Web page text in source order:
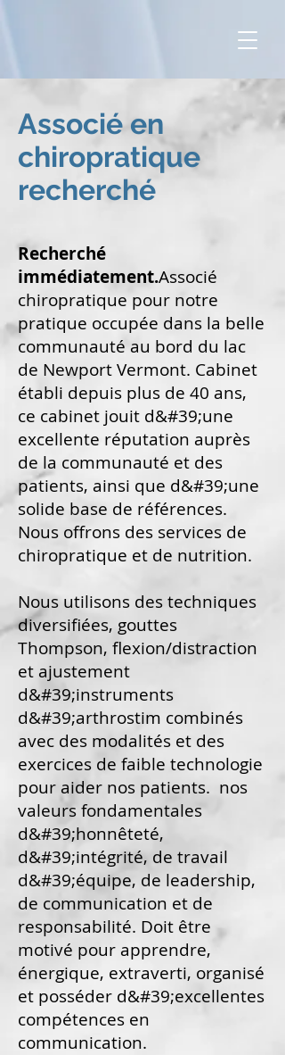
Associé en
chiropratique
recherché
Recherché
immédiatement.Associé
chiropratique pour notre
pratique occupée dans la belle
communauté au bord du lac
de Newport Vermont. Cabinet
établi depuis plus de 40 ans,
ce cabinet jouit d&#39;une
excellente réputation auprès
de la communauté et des
patients, ainsi que d&#39;une
solide base de références.
Nous offrons des services de
chiropratique et de nutrition.
Nous utilisons des techniques
diversifiées, gouttes
Thompson, flexion/distraction
et ajustement
d&#39;instruments
d&#39;arthrostim combinés
avec des modalités et des
exercices de faible technologie
pour aider nos patients. nos
valeurs fondamentales
d&#39;honnêteté,
d&#39;intégrité, de travail
d&#39;équipe, de leadership,
de communication et de
responsabilité. Doit être
motivé pour apprendre,
énergique, extraverti, organisé
et posséder d&#39;excellentes
compétences en
communication.